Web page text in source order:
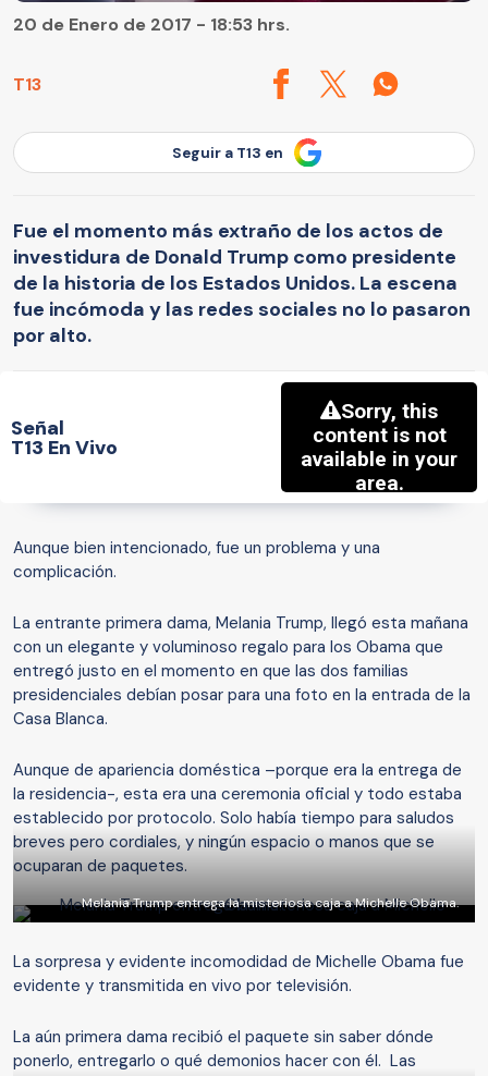
T13
20 de Enero de 2017 - 18:53 hrs.
Seguir a T13 en
Fue el momento más extraño de los actos de
investidura de Donald Trump como presidente
de la historia de los Estados Unidos. La escena
fue incómoda y las redes sociales no lo pasaron
por alto.
Señal
T13 En Vivo
Aunque bien intencionado, fue un problema y una
complicación.
La entrante primera dama, Melania Trump, llegó esta mañana
con un elegante y voluminoso regalo para los Obama que
entregó justo en el momento en que las dos familias
presidenciales debían posar para una foto en la entrada de la
Casa Blanca.
Aunque de apariencia doméstica –porque era la entrega de
la residencia-, esta era una ceremonia oficial y todo estaba
establecido por protocolo. Solo había tiempo para saludos
breves pero cordiales, y ningún espacio o manos que se
ocuparan de paquetes.
Melania Trump entrega la misteriosa caja a Michelle Obama.
La sorpresa y evidente incomodidad de Michelle Obama fue
evidente y transmitida en vivo por televisión.
La aún primera dama recibió el paquete sin saber dónde
ponerlo, entregarlo o qué demonios hacer con él. Las